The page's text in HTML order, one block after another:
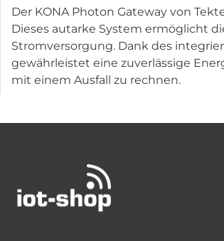
Der KONA Photon Gateway von
Dieses autarke System ermöglicht
Stromversorgung. Dank des
gewährleistet eine zuverlässige
mit einem Ausfall zu rechnen.